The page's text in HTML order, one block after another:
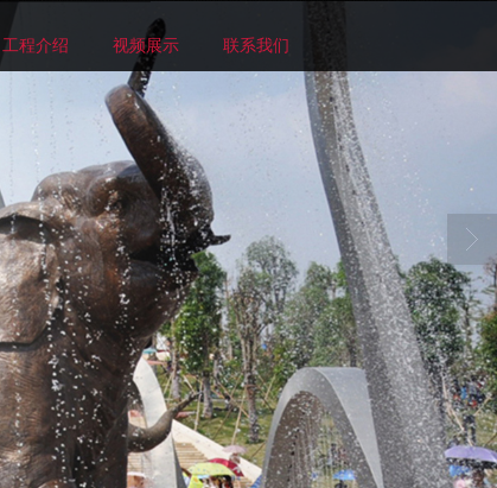
工程介绍 视频展示 联系我们